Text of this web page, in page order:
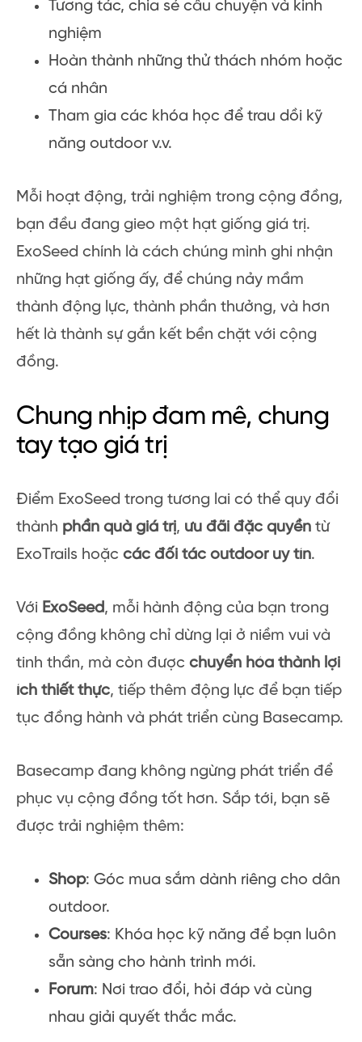
Tương tác, chia sẻ câu chuyện và kinh
nghiệm
Hoàn thành những thử thách nhóm hoặc
cá nhân
Tham gia các khóa học để trau dồi kỹ
năng outdoor v.v.
Mỗi hoạt động, trải nghiệm trong cộng đồng,
bạn đều đang gieo một hạt giống giá trị.
ExoSeed chính là cách chúng mình ghi nhận
những hạt giống ấy, để chúng nảy mầm
thành động lực, thành phần thưởng, và hơn
hết là thành sự gắn kết bền chặt với cộng
đồng.
Chung nhịp đam mê, chung
tay tạo giá trị
Điểm ExoSeed trong tương lai có thể quy đổi
thành phần quà giá trị, ưu đãi đặc quyền từ
ExoTrails hoặc các đối tác outdoor uy tín.
Với ExoSeed, mỗi hành động của bạn trong
cộng đồng không chỉ dừng lại ở niềm vui và
tinh thần, mà còn được chuyển hóa thành lợi
ích thiết thực, tiếp thêm động lực để bạn tiếp
tục đồng hành và phát triển cùng Basecamp.
Basecamp đang không ngừng phát triển để
phục vụ cộng đồng tốt hơn. Sắp tới, bạn sẽ
được trải nghiệm thêm:
Shop: Góc mua sắm dành riêng cho dân
outdoor.
Courses: Khóa học kỹ năng để bạn luôn
sẵn sàng cho hành trình mới.
Forum: Nơi trao đổi, hỏi đáp và cùng
nhau giải quyết thắc mắc.